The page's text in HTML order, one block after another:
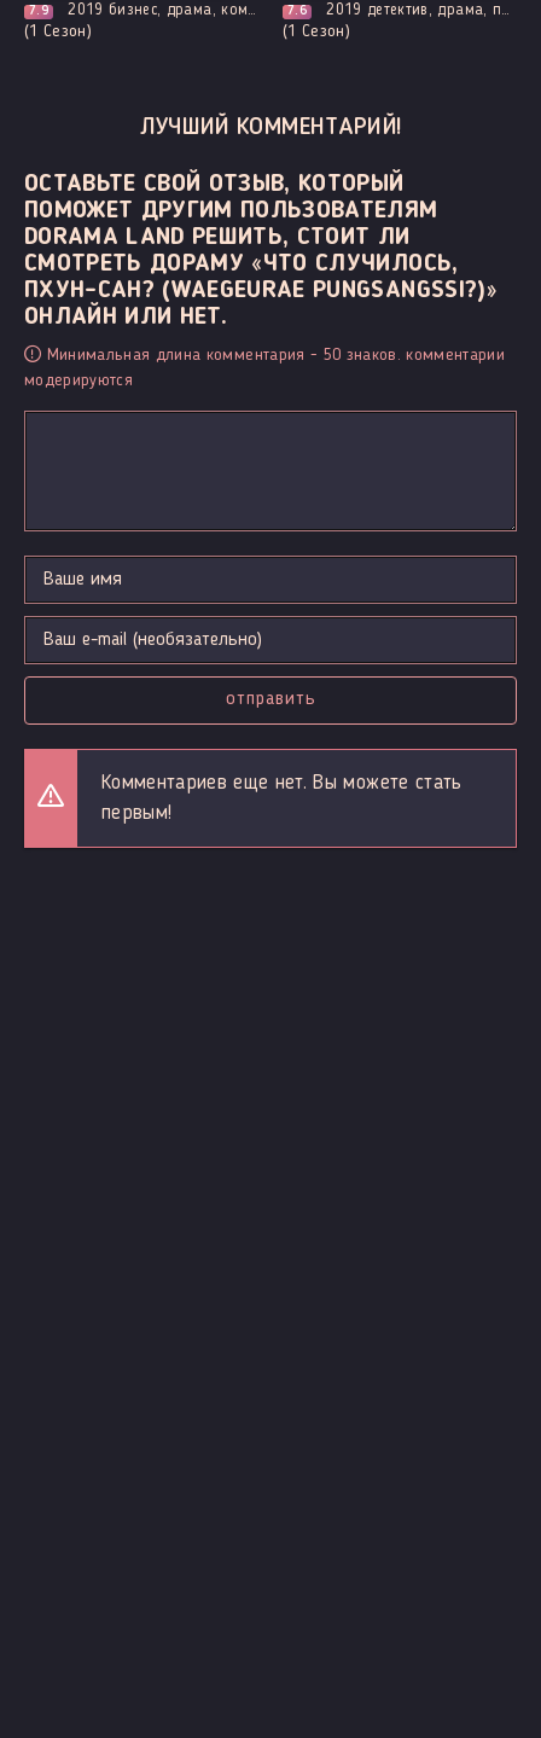
7.9 2019 бизнес, драма, комедия, мелодрама, броманс, фэнтези
(1 Сезон)
7.6 2019 детектив, драма, про закон прокуроров и адвокатов, мистика, комедия
(1 Сезон)
ЛУЧШИЙ КОММЕНТАРИЙ!
ОСТАВЬТЕ СВОЙ ОТЗЫВ, КОТОРЫЙ
ПОМОЖЕТ ДРУГИМ ПОЛЬЗОВАТЕЛЯМ
DORAMA LAND РЕШИТЬ, СТОИТ ЛИ
СМОТРЕТЬ ДОРАМУ «ЧТО СЛУЧИЛОСЬ,
ПХУН-САН? (WAEGEURAE PUNGSANGSSI?)»
ОНЛАЙН ИЛИ НЕТ.
Минимальная длина комментария - 50 знаков. комментарии
модерируются
отправить
Комментариев еще нет. Вы можете стать
первым!